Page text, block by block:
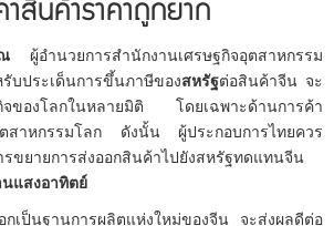
สินค้าราคาถูกยาก
ณ ผู้อำนวยการสำนักงานเศรษฐกิจอุตสาหกรรม
บประเด็นการขึ้นภาษีของสหรัฐต่อสินค้าจีน จะ
จของโลกในหลายมิติ โดยเฉพาะด้านการค้า
สาหกรรมโลก ดังนั้น ผู้ประกอบการไทยควร
รขยายการส่งออกสินค้าไปยังสหรัฐทดแทนจีน
นแสงอาทิตย์
กเป็นฐานการผลิตแห่งใหม่ของจีน จะส่งผลดีต่อ